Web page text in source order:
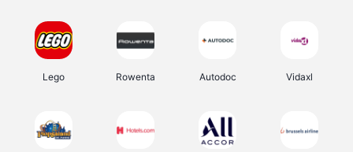
Lego Rowenta Autodoc Vidaxl